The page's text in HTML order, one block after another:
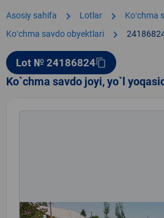
Asosiy sahifa chevron_right Lotlar chevron_right Koʻchma
Koʻchma savdo obyektlari chevron_right
Lot № 24186824content_copy
Ko`chma savdo joyi, yo`l